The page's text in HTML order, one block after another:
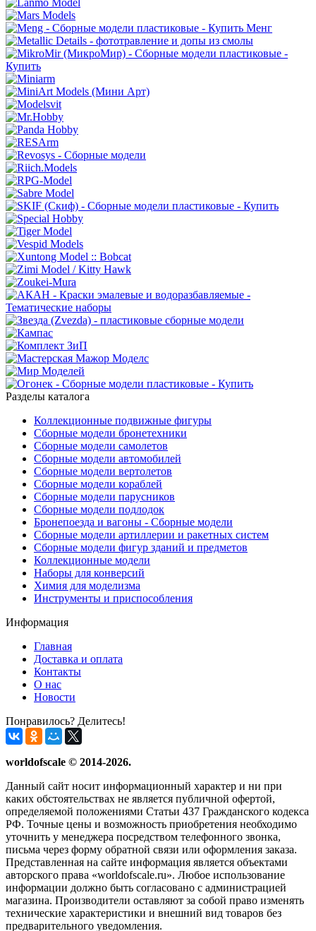
Разделы каталога
Коллекционные подвижные фигуры
Сборные модели бронетехники
Сборные модели самолетов
Сборные модели автомобилей
Сборные модели вертолетов
Сборные модели кораблей
Сборные модели парусников
Сборные модели подлодок
Бронепоезда и вагоны - Сборные модели
Сборные модели артиллерии и ракетных систем
Сборные модели фигур зданий и предметов
Коллекционные модели
Наборы для конверсий
Химия для моделизма
Инструменты и приспособления
Информация
Главная
Доставка и оплата
Контакты
О нас
Новости
Понравилось? Делитесь!
worldofscale © 2014-2026.
Данный сайт носит информационный характер и ни при
каких обстоятельствах не является публичной офертой,
определяемой положениями Статьи 437 Гражданского кодекса
РФ. Точные цены и возможность приобретения необходимо
уточнить у менеджера посредством телефонного звонка,
письма через форму обратной связи или оформления заказа.
Представленная на сайте информация является объектами
авторского права «worldofscale.ru». Любое использование
информации должно быть согласовано с администрацией
магазина. Производители оставляют за собой право изменять
технические характеристики и внешний вид товаров без
предварительного уведомления.